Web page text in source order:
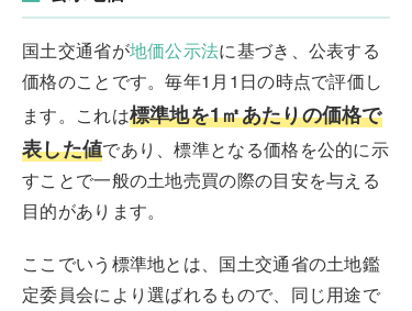
国土交通省が地価公示法に基づき、公表する
価格のことです。毎年1月1日の時点で評価し
ます。これは標準地を1㎡あたりの価格で
表した値であり、標準となる価格を公的に示
すことで一般の土地売買の際の目安を与える
目的があります。
ここでいう標準地とは、国土交通省の土地鑑
定委員会により選ばれるもので、同じ用途で